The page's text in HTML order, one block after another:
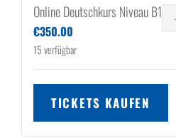
Online Deutschkurs Niveau B1
€350.00
15verfügbar
TICKETS KAUFEN